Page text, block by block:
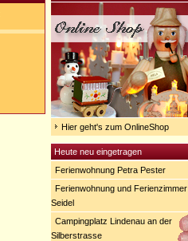
Hier geht's zum OnlineShop
Heute neu eingetragen
Ferienwohnung Petra Pester
Ferienwohnung und Ferienzimmer
Seidel
Campingplatz Lindenau an der
Silberstrasse